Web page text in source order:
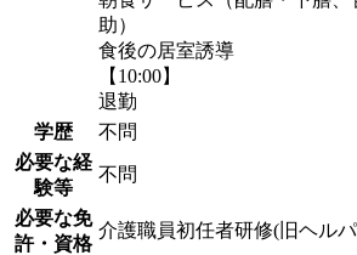
助）
食後の居室誘導
【10:00】
退勤
学歴
不問
必要な経
験等
不問
必要な免
許・資格
介護職員初任者研修(旧ヘル